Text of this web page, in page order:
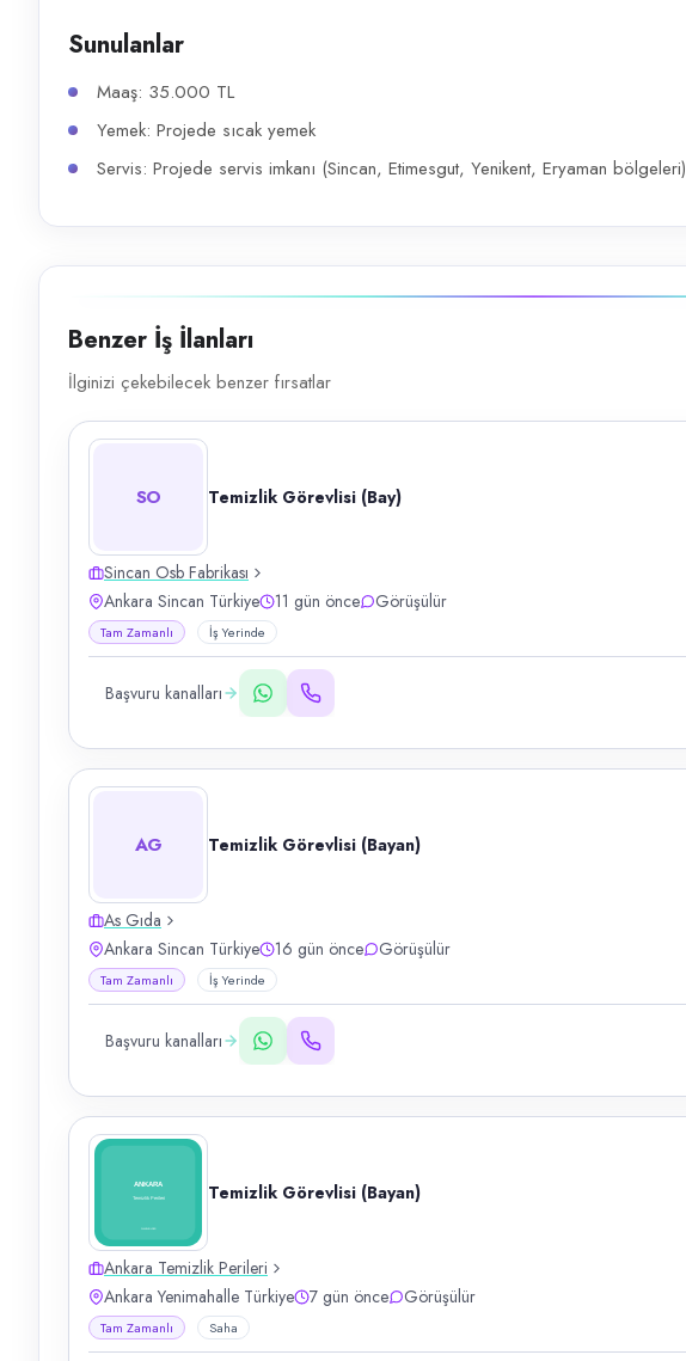
Sunulanlar
Maaş: 35.000 TL
Yemek: Projede sıcak yemek
Servis: Projede servis imkanı (Sincan, Etimesgut, Yenikent, Eryaman bölgeleri)
Benzer İş İlanları
İlginizi çekebilecek benzer fırsatlar
SO Temizlik Görevlisi (Bay)
Sincan Osb Fabrikası
Ankara Sincan Türkiye
11 gün önce Görüşülür
Tam Zamanlı İş Yerinde
Başvuru kanalları
AG Temizlik Görevlisi (Bayan)
As Gıda
Ankara Sincan Türkiye
16 gün önce Görüşülür
Tam Zamanlı İş Yerinde
Başvuru kanalları
Temizlik Görevlisi (Bayan)
Ankara Temizlik Perileri
Ankara Yenimahalle Türkiye
7 gün önce Görüşülür
Tam Zamanlı Saha